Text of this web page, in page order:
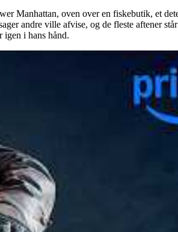
Manhattan, oven over en fiskebutik, et
andre ville afvise, og de fleste aftener
igen i hans hånd.